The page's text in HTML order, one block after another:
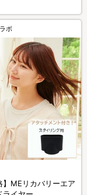
ボ
】MEリカバリーエア